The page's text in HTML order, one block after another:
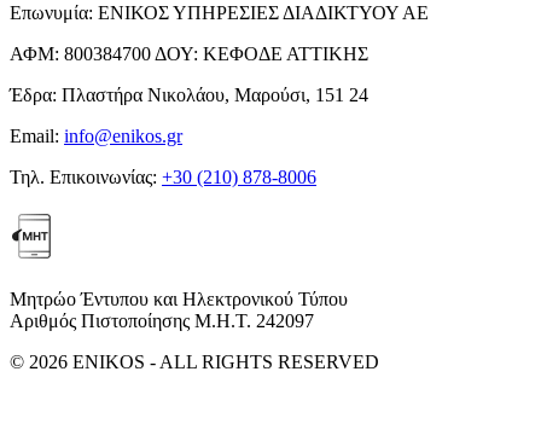
Επωνυμία: ΕΝΙΚΟΣ ΥΠΗΡΕΣΙΕΣ ΔΙΑΔΙΚΤΥΟΥ ΑΕ
ΑΦΜ: 800384700 ΔΟΥ: ΚΕΦΟΔΕ ΑΤΤΙΚΗΣ
Έδρα: Πλαστήρα Νικολάου, Μαρούσι, 151 24
Email: info@enikos.gr
Τηλ. Επικοινωνίας: +30 (210) 878-8006
Μητρώο Έντυπου και Ηλεκτρονικού Τύπου
Αριθμός Πιστοποίησης Μ.Η.Τ. 242097
© 2026 ENIKOS - ALL RIGHTS RESERVED